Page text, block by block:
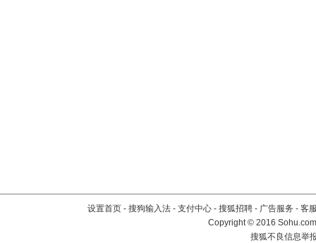
设置首页 - 搜狗输入法 - 支付中心 - 搜狐招聘 - 广告服务 - 客
Copyright©2016
搜狐不良信息举